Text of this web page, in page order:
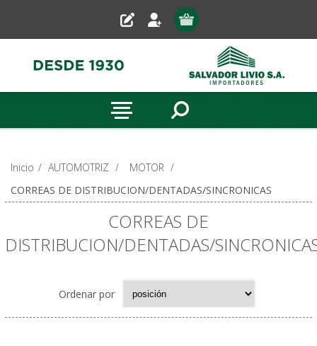
Inicio / AUTOMOTRIZ / MOTOR /
CORREAS DE DISTRIBUCION/DENTADAS/SINCRONICAS
CORREAS DE
DISTRIBUCION/DENTADAS/
Ordenar por